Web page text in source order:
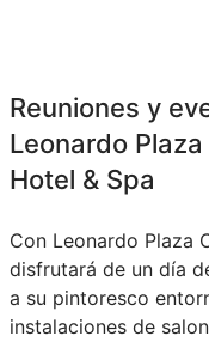
Reuniones y
Leonardo
Hotel & Spa
Con Leonardo Plaza
disfrutará de un día
a su pintoresco
instalaciones de